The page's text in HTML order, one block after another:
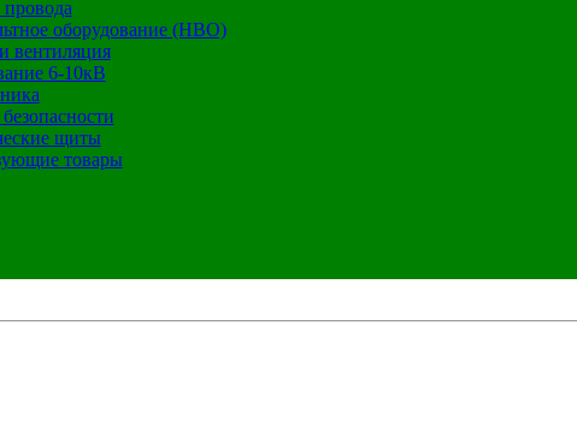
оборудование (НВО)
вентиляция
6-10кВ
щиты
товары